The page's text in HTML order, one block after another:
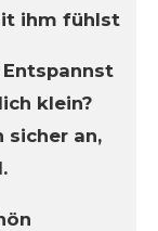
ihm fühlst
klein?
sicher an,